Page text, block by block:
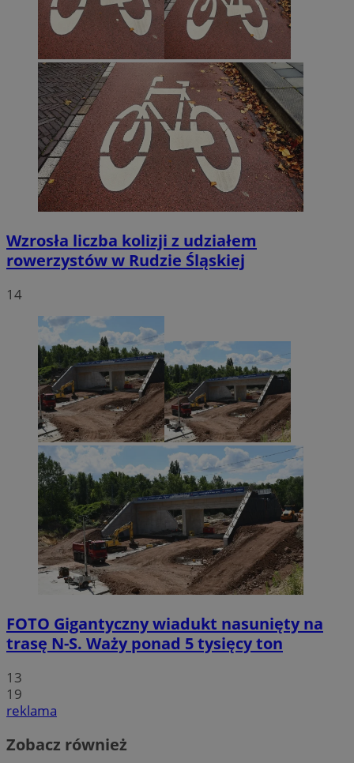
Wzrosła liczba kolizji z udziałem
rowerzystów w Rudzie Śląskiej
14
FOTO Gigantyczny wiadukt nasunięty na
trasę N-S. Waży ponad 5 tysięcy ton
13
19
reklama
Zobacz również